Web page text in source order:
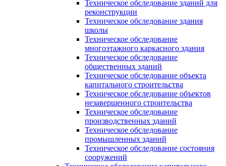
Техническое обследование зданий для
реконструкции
Техническое обследование здания
школы
Техническое обследование
многоэтажного каркасного здания
Техническое обследование
общественных зданий
Техническое обследование объекта
капитального строительства
Техническое обследование объектов
незавершенного строительства
Техническое обследование
производственных зданий
Техническое обследование
промышленных зданий
Техническое обследование состояния
сооружений